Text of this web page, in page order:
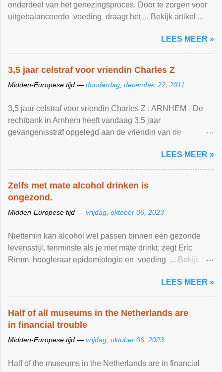
onderdeel van het genezingsproces. Door te zorgen voor
uitgebalanceerde voeding draagt het ... Bekijk artikel ...
LEES MEER »
3,5 jaar celstraf voor vriendin Charles Z
Midden-Europese tijd — donderdag, december 22, 2011
3,5 jaar celstraf voor vriendin Charles Z : ARNHEM - De
rechtbank in Arnhem heeft vandaag 3,5 jaar
gevangenisstraf opgelegd aan de vriendin van de
LEES MEER »
Zelfs met mate alcohol drinken is
ongezond.
Midden-Europese tijd — vrijdag, oktober 06, 2023
Niettemin kan alcohol wel passen binnen een gezonde
levensstijl, tenminste als je met mate drinkt, zegt Eric
Rimm, hoogleraar epidemiologie en voeding ... Bekijk
LEES MEER »
Half of all museums in the Netherlands are
in financial trouble
Midden-Europese tijd — vrijdag, oktober 06, 2023
Half of the museums in the Netherlands are in financial